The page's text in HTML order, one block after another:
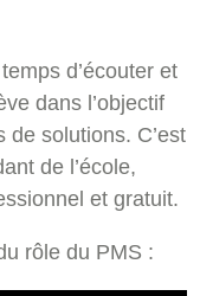
d’écouter et
dans l’objectif
solutions. C’est
de l’école,
et gratuit.
rôle du PMS :